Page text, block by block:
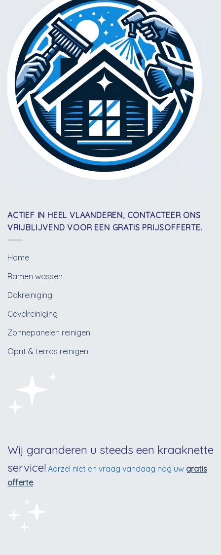
ACTIEF IN HEEL VLAANDEREN, CONTACTEER ONS
VRIJBLIJVEND VOOR EEN GRATIS PRIJSOFFERTE.
Home
Ramen wassen
Dakreiniging
Gevelreiniging
Zonnepanelen reinigen
Oprit & terras reinigen
Wij garanderen u steeds een kraaknette
service! Aarzel niet en vraag vandaag nog uw gratis
offerte.